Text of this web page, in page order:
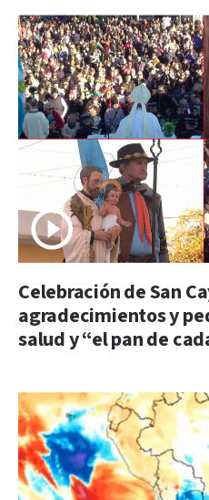
Celebración de San
agradecimientos y
salud y “el pan de